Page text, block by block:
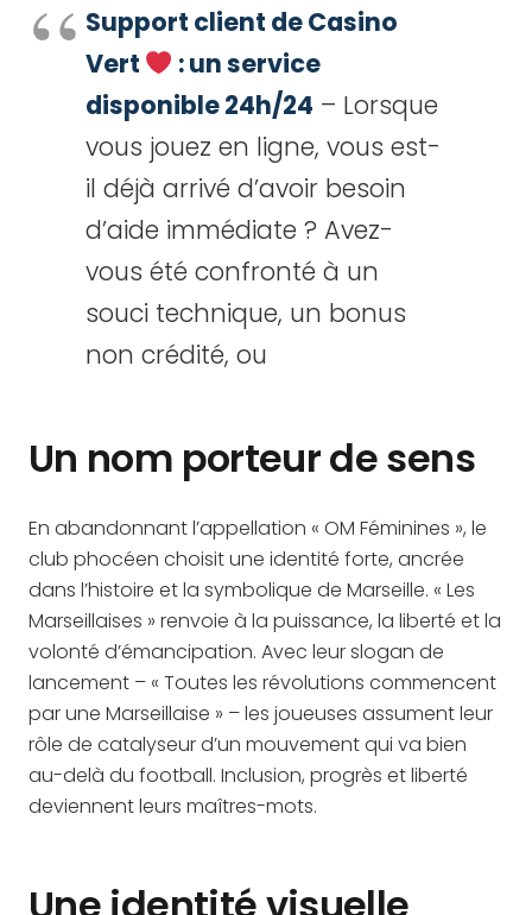
Support client de Casino
Vert
: un service
disponible 24h/24 – Lorsque
vous jouez en ligne, vous est-
il déjà arrivé d’avoir besoin
d’aide immédiate ? Avez-
vous été confronté à un
souci technique, un bonus
non crédité, ou
Un nom porteur de sens
En abandonnant l’appellation « OM Féminines », le
club phocéen choisit une identité forte, ancrée
dans l’histoire et la symbolique de Marseille. « Les
Marseillaises » renvoie à la puissance, la liberté et la
volonté d’émancipation. Avec leur slogan de
lancement – « Toutes les révolutions commencent
par une Marseillaise » – les joueuses assument leur
rôle de catalyseur d’un mouvement qui va bien
au-delà du football. Inclusion, progrès et liberté
deviennent leurs maîtres-mots.